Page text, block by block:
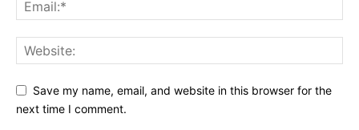
Save my name, email, and website in this browser for the
next time I comment.